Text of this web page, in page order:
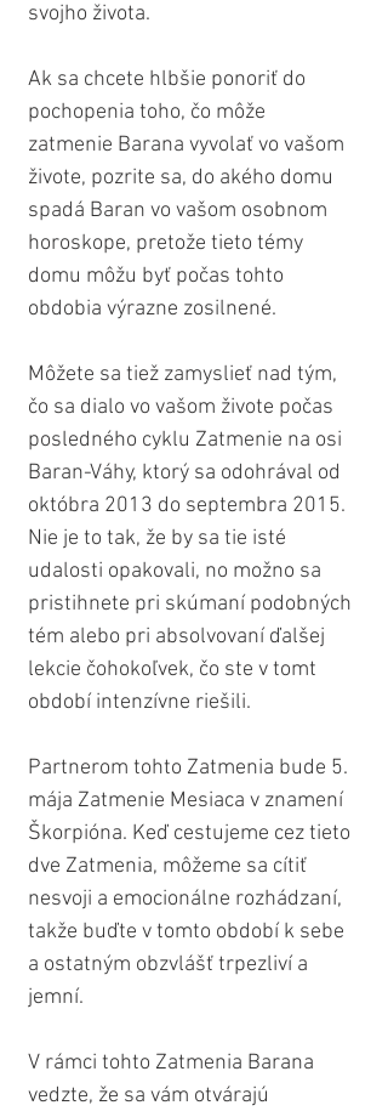
svojho života.
Ak sa chcete hlbšie ponoriť do
pochopenia toho, čo môže
zatmenie Barana vyvolať vo vašom
živote, pozrite sa, do akého domu
spadá Baran vo vašom osobnom
horoskope, pretože tieto témy
domu môžu byť počas tohto
obdobia výrazne zosilnené.
Môžete sa tiež zamyslieť nad tým,
čo sa dialo vo vašom živote počas
posledného cyklu Zatmenie na osi
Baran-Váhy, ktorý sa odohrával od
októbra 2013 do septembra 2015.
Nie je to tak, že by sa tie isté
udalosti opakovali, no možno sa
pristihnete pri skúmaní podobných
tém alebo pri absolvovaní ďalšej
lekcie čohokoľvek, čo ste v tomt
období intenzívne riešili.
Partnerom tohto Zatmenia bude 5.
mája Zatmenie Mesiaca v znamení
Škorpióna. Keď cestujeme cez tieto
dve Zatmenia, môžeme sa cítiť
nesvoji a emocionálne rozhádzaní,
takže buďte v tomto období k sebe
a ostatným obzvlášť trpezliví a
jemní.
V rámci tohto Zatmenia Barana
vedzte, že sa vám otvárajú